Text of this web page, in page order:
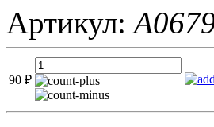
Артикул:
90 ₽